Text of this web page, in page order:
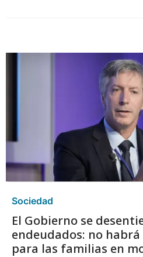
Sociedad
El Gobierno se
endeudados: no
para las familias en